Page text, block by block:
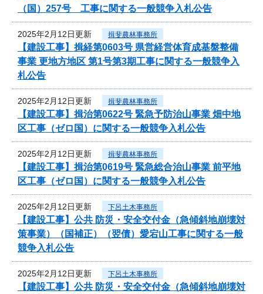
（国）257号 工事に関する一般競争入札公告
2025年2月12日更新 揖斐農林事務所
【建設工事】揖経第0603号 県営経営体育成基盤整備
事業 更地方地区 第1号第3期工事に関する一般競争入
札公告
2025年2月12日更新 揖斐農林事務所
【建設工事】揖治第0622号 緊急予防治山事業 畑中地
区工事（ゼロ国）に関する一般競争入札公告
2025年2月12日更新 揖斐農林事務所
【建設工事】揖治第0619号 緊急総合治山事業 前平地
区工事（ゼロ国）に関する一般競争入札公告
2025年2月12日更新 下呂土木事務所
【建設工事】公共 防災・安全交付金（急傾斜地崩壊対
策事業）（国補正）（翌債）愛宕山工事に関する一般
競争入札公告
2025年2月12日更新 下呂土木事務所
【建設工事】公共 防災・安全交付金（急傾斜地崩壊対